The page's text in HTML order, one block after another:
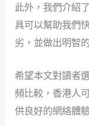
此外，我們介紹
具可以幫助我們
劣，並做出明智
希望本文對讀者
頻比較，香港人
供良好的網絡體